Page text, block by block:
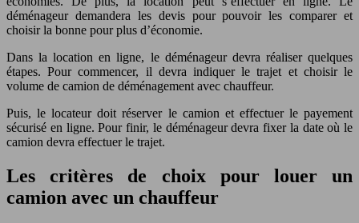
déménageur demandera les devis pour pouvoir les comparer et
choisir la bonne pour plus d’économie.
Dans la location en ligne, le déménageur devra réaliser quelques
étapes. Pour commencer, il devra indiquer le trajet et choisir le
volume de camion de déménagement avec chauffeur.
Puis, le locateur doit réserver le camion et effectuer le payement
sécurisé en ligne. Pour finir, le déménageur devra fixer la date où le
camion devra effectuer le trajet.
Les critères de choix pour louer un
camion avec un chauffeur